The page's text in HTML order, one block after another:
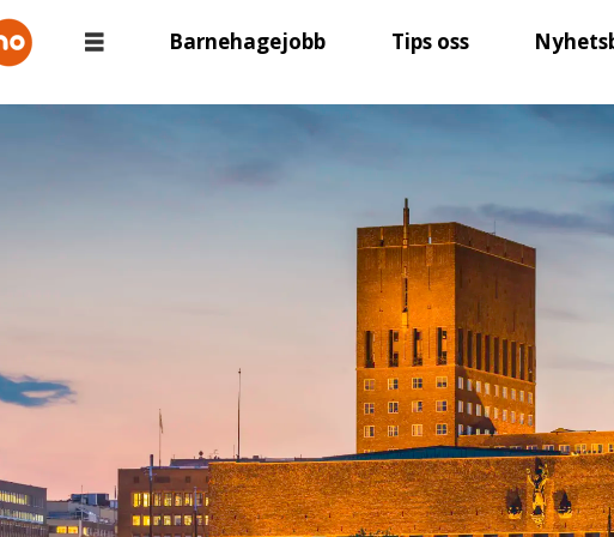
Barnehagejobb Tips oss